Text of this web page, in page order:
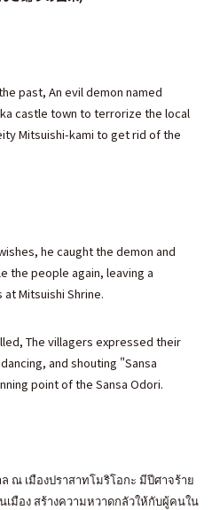
past, An evil demon named
castle town to terrorize the local
Mitsuishi-kami to get rid of the
he caught the demon and
the people again, leaving a
Mitsuishi Shrine.
The villagers expressed their
and shouting "Sansa
point of the Sansa Odori.
ณ เมืองปราสาทโมริโอกะ มีปีศาจร้าย
เมือง สร้างความหวาดกลัวให้กับผู้คนใน